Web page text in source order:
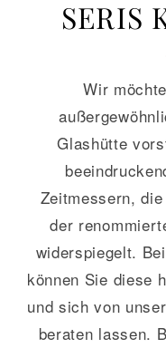
SERIS
Wir
Glashütte
Zeitmessern,
der
widerspiegelt.
können Sie diese
und sich von
beraten lassen.